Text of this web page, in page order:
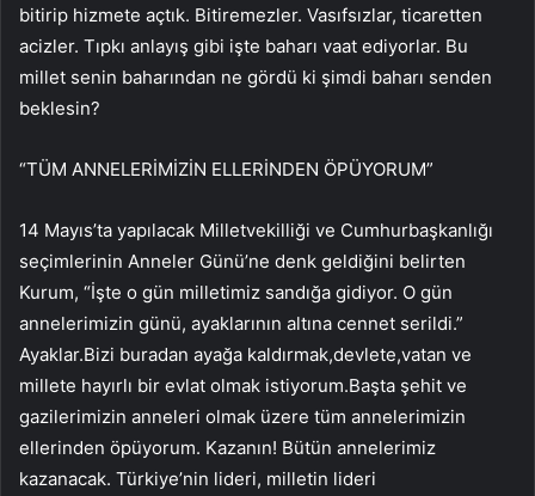
bitirip hizmete açtık. Bitiremezler. Vasıfsızlar, ticaretten
acizler. Tıpkı anlayış gibi işte baharı vaat ediyorlar. Bu
millet senin baharından ne gördü ki şimdi baharı senden
beklesin?
“TÜM ANNELERİMİZİN ELLERİNDEN ÖPÜYORUM”
14 Mayıs’ta yapılacak Milletvekilliği ve Cumhurbaşkanlığı
seçimlerinin Anneler Günü’ne denk geldiğini belirten
Kurum, “İşte o gün milletimiz sandığa gidiyor. O gün
annelerimizin günü, ayaklarının altına cennet serildi.”
Ayaklar.Bizi buradan ayağa kaldırmak,devlete,vatan ve
millete hayırlı bir evlat olmak istiyorum.Başta şehit ve
gazilerimizin anneleri olmak üzere tüm annelerimizin
ellerinden öpüyorum. Kazanın! Bütün annelerimiz
kazanacak. Türkiye’nin lideri, milletin lideri